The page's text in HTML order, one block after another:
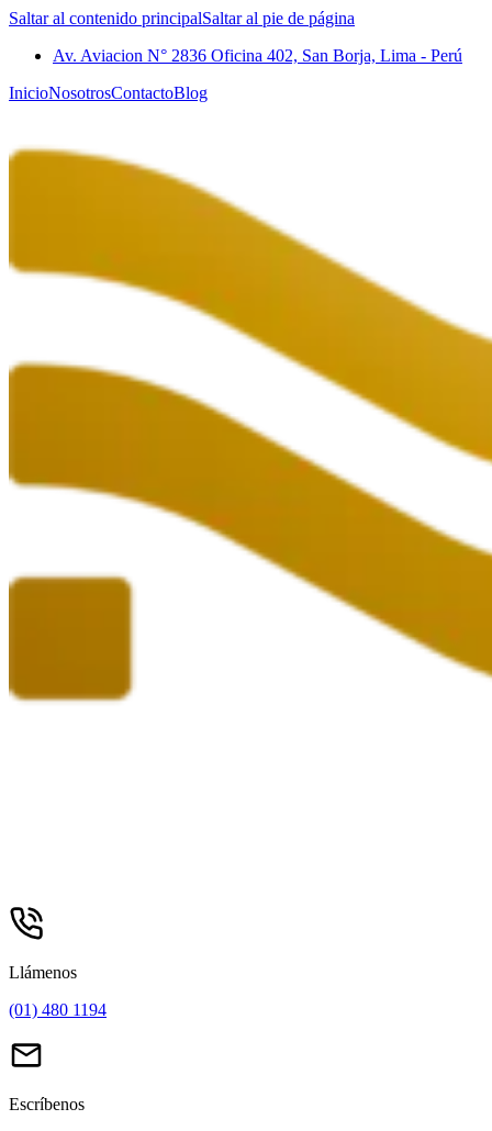
Saltar al contenido principalSaltar al pie de página
Av. Aviacion N° 2836 Oficina 402, San Borja, Lima - Perú
InicioNosotrosContactoBlog
Llámenos
(01) 480 1194
Escríbenos